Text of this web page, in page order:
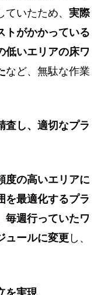
いたため、 実際
トがかかっている
低いエリアの床ワ
など、無駄な作業
査し、適切なプラ
度の高いエリアに
を最適化するプラ
毎週行っていたワ
ュールに変更 し、
を実現